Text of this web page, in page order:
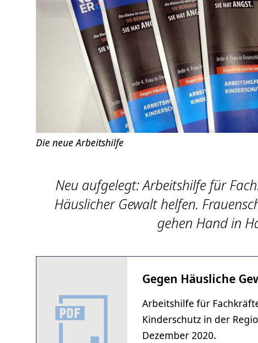
Die neue Arbeitshilfe
Neu aufgelegt: Arbeitshilfe für
Häuslicher Gewalt helfen.
gehen Hand in
Gegen Häusliche
Arbeitshilfe für
Kinderschutz in der
Dezember 2020.